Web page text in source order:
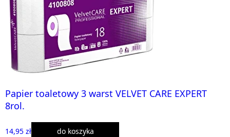
Papier toaletowy 3 warst VELVET CARE EXPERT
8rol.
14,95 zł do koszyka